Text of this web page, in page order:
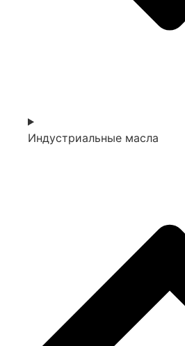
Индустриальные масла